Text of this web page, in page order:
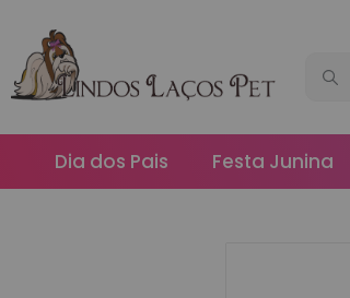
Dia dos Pais Festa Junina